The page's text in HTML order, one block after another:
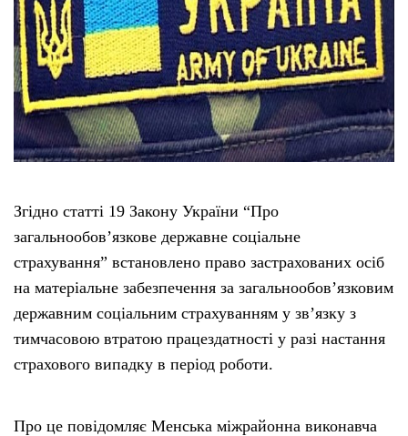
Згідно статті 19 Закону України “Про
загальнообов’язкове державне соціальне
страхування” встановлено право застрахованих осіб
на матеріальне забезпечення за загальнообов’язковим
державним соціальним страхуванням у зв’язку з
тимчасовою втратою працездатності у разі настання
страхового випадку в період роботи.
Про це повідомляє Менська міжрайонна виконавча